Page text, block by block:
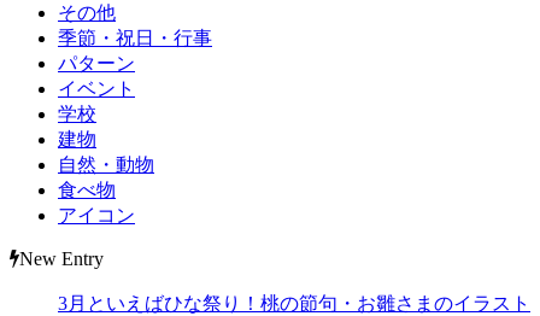
その他
季節・祝日・行事
パターン
イベント
学校
建物
自然・動物
食べ物
アイコン
New Entry
3月といえばひな祭り！桃の節句・お雛さまのイラスト